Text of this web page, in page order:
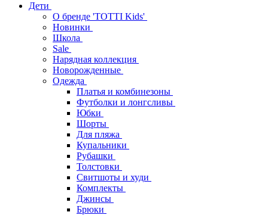
Дети
О бренде 'TOTTI Kids'
Новинки
Школа
Sale
Нарядная коллекция
Новорожденные
Одежда
Платья и комбинезоны
Футболки и лонгсливы
Юбки
Шорты
Для пляжа
Купальники
Рубашки
Толстовки
Свитшоты и худи
Комплекты
Джинсы
Брюки